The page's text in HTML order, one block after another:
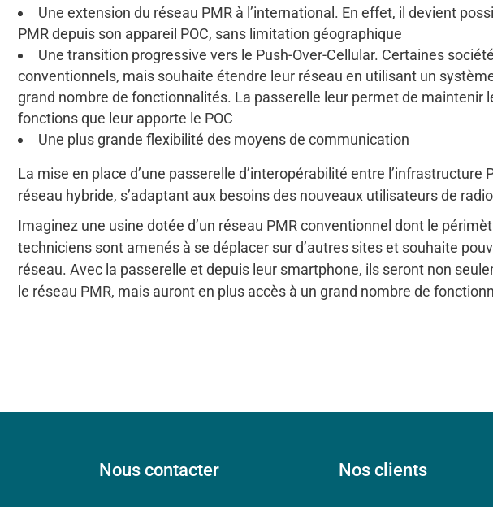
Une extension du réseau PMR à l’international. En effet, il devient
PMR depuis son appareil POC, sans limitation géographique
Une transition progressive vers le Push-Over-Cellular. Certaines
conventionnels, mais souhaite étendre leur réseau en utilisant un
grand nombre de fonctionnalités. La passerelle leur permet de maintenir
fonctions que leur apporte le POC
Une plus grande flexibilité des moyens de communication
La mise en place d’une passerelle d’interopérabilité entre l’infrastructure
réseau hybride, s’adaptant aux besoins des nouveaux utilisateurs de
Imaginez une usine dotée d’un réseau PMR conventionnel dont le
techniciens sont amenés à se déplacer sur d’autres sites et souhaite
réseau. Avec la passerelle et depuis leur smartphone, ils seront non
le réseau PMR, mais auront en plus accès à un grand nombre de
Nous contacter Nos clients